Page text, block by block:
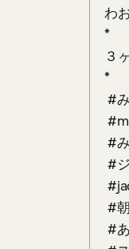
わ
*
３
*